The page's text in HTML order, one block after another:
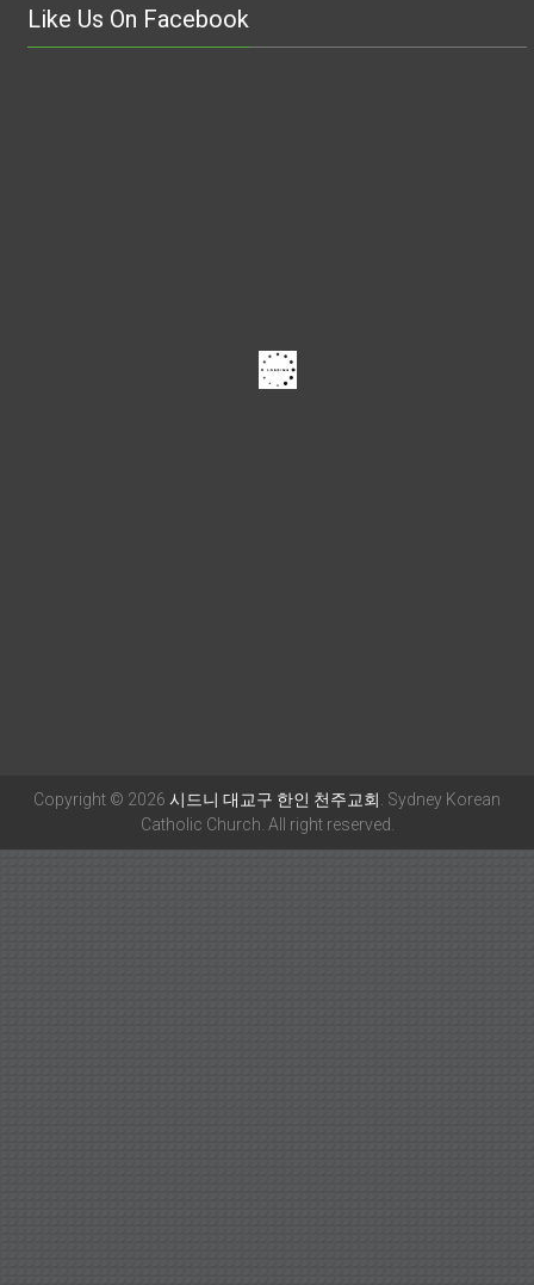
Like Us On Facebook
Copyright © 2026 시드니 대교구 한인 천주교회 . Sydney Korean
Catholic Church. All right reserved.